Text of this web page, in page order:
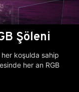
Şöleni
koşulda sahip
her an RGB